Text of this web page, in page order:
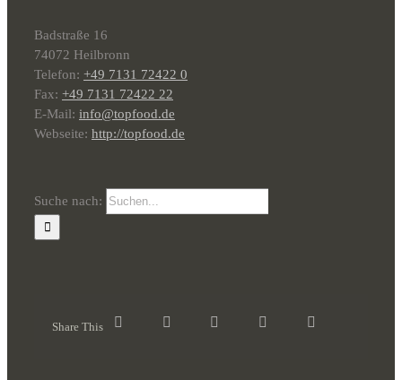
Badstraße 16
74072 Heilbronn
Telefon: +49 7131 72422 0
Fax: +49 7131 72422 22
E-Mail: info@topfood.de
Webseite: http://topfood.de
Suche nach:
Share This